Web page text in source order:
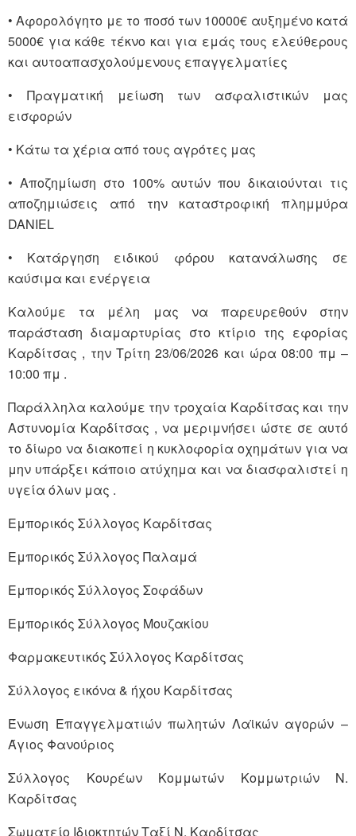
• Αφορολόγητο με το ποσό των 10000€ αυξημένο κατά
5000€ για κάθε τέκνο και για εμάς τους ελεύθερους
και αυτοαπασχολούμενους επαγγελματίες
• Πραγματική μείωση των ασφαλιστικών μας
εισφορών
• Κάτω τα χέρια από τους αγρότες μας
• Αποζημίωση στο 100% αυτών που δικαιούνται τις
αποζημιώσεις από την καταστροφική πλημμύρα
DANIEL
• Κατάργηση ειδικού φόρου κατανάλωσης σε
καύσιμα και ενέργεια
Καλούμε τα μέλη μας να παρευρεθούν στην
παράσταση διαμαρτυρίας στο κτίριο της εφορίας
Καρδίτσας , την Τρίτη 23/06/2026 και ώρα 08:00 πμ –
10:00 πμ .
Παράλληλα καλούμε την τροχαία Καρδίτσας και την
Αστυνομία Καρδίτσας , να μεριμνήσει ώστε σε αυτό
το δίωρο να διακοπεί η κυκλοφορία οχημάτων για να
μην υπάρξει κάποιο ατύχημα και να διασφαλιστεί η
υγεία όλων μας .
Εμπορικός Σύλλογος Καρδίτσας
Εμπορικός Σύλλογος Παλαμά
Εμπορικός Σύλλογος Σοφάδων
Εμπορικός Σύλλογος Μουζακίου
Φαρμακευτικός Σύλλογος Καρδίτσας
Σύλλογος εικόνα & ήχου Καρδίτσας
Ένωση Επαγγελματιών πωλητών Λαϊκών αγορών –
Άγιος Φανούριος
Σύλλογος Κουρέων Κομμωτών Κομμωτριών Ν.
Καρδίτσας
Σωματείο Ιδιοκτητών Ταξί Ν. Καρδίτσας